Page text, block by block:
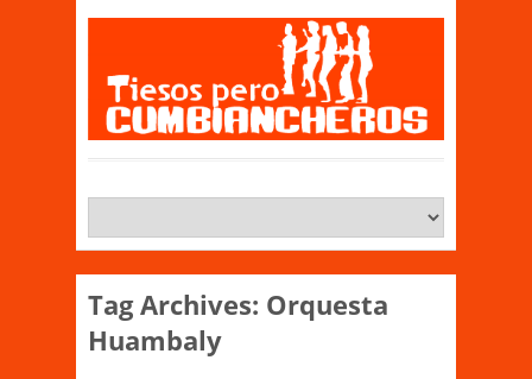
Tag Archives: Orquesta
Huambaly